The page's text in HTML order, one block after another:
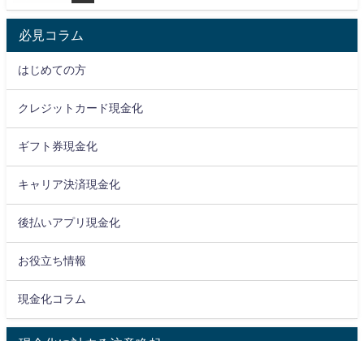
必見コラム
はじめての方
クレジットカード現金化
ギフト券現金化
キャリア決済現金化
後払いアプリ現金化
お役立ち情報
現金化コラム